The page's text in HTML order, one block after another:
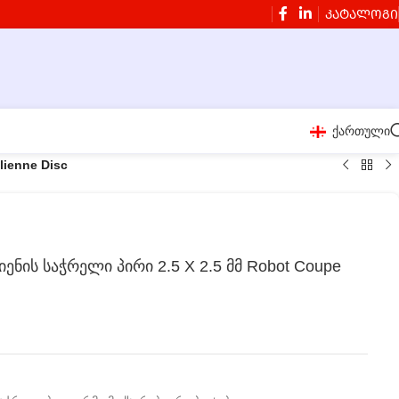
ᲙᲐᲢᲐᲚᲝᲒᲘ
ქართული
Disc
საჭრელი პირი 2.5 X 2.5 მმ Robot Coupe